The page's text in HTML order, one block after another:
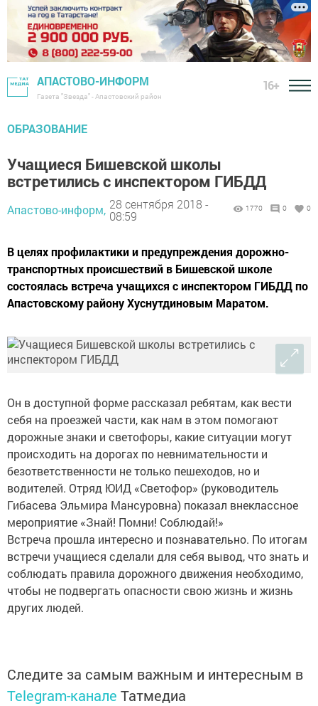
АПАСТОВО-ИНФОРМ
Газета "Звезда" - Апастовский район
16+
ОБРАЗОВАНИЕ
Учащиеся Бишевской школы
встретились с инспектором ГИБДД
Апастово-информ, 28 сентября 2018 -
08:59
1770 0 0
В целях профилактики и предупреждения дорожно-
транспортных происшествий в Бишевской школе
состоялась встреча учащихся с инспектором ГИБДД по
Апастовскому району Хуснутдиновым Маратом.
Он в доступной форме рассказал ребятам, как вести
себя на проезжей части, как нам в этом помогают
дорожные знаки и светофоры, какие ситуации могут
происходить на дорогах по невнимательности и
безответственности не только пешеходов, но и
водителей. Отряд ЮИД «Светофор» (руководитель
Гибасева Эльмира Мансуровна) показал внеклассное
мероприятие «Знай! Помни! Соблюдай!»
Встреча прошла интересно и познавательно. По итогам
встречи учащиеся сделали для себя вывод, что знать и
соблюдать правила дорожного движения необходимо,
чтобы не подвергать опасности свою жизнь и жизнь
других людей.
Следите за самым важным и интересным в
Telegram-канале Татмедиа